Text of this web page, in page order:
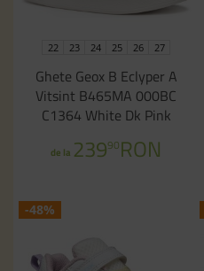
22 23 24 25 26 27
Ghete Geox B Eclyper A
Vitsint B465MA 000BC
C1364 White Dk Pink
de la 23990RON
-48%